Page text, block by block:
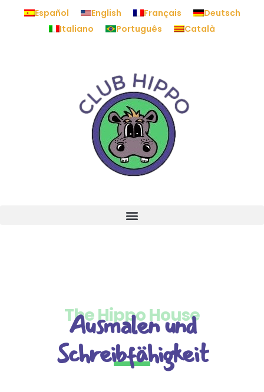
Español English Français
Deutsch
Italiano
Português Català
The Hippo House
Ausmalen und
Schreibfähigkeit